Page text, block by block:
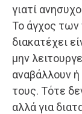
γιατί
Το άγχος των
διακατέχει
μην
αναβάλλουν
τους. Τότε
αλλά για